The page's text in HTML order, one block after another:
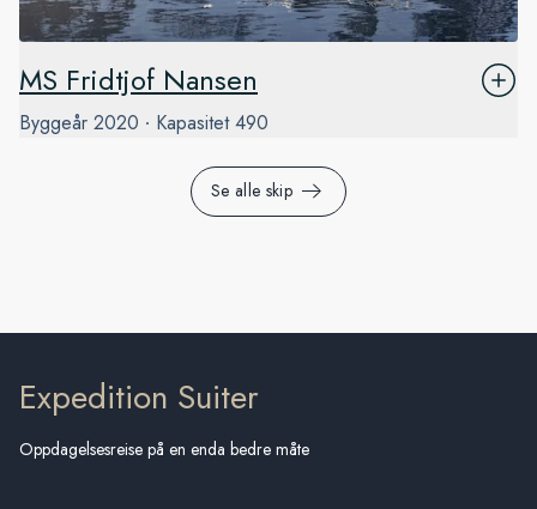
MS Fridtjof Nansen
Byggeår 2020 Kapasitet 490
Se alle skip
Expedition Suiter
Oppdagelsesreise på en enda bedre måte